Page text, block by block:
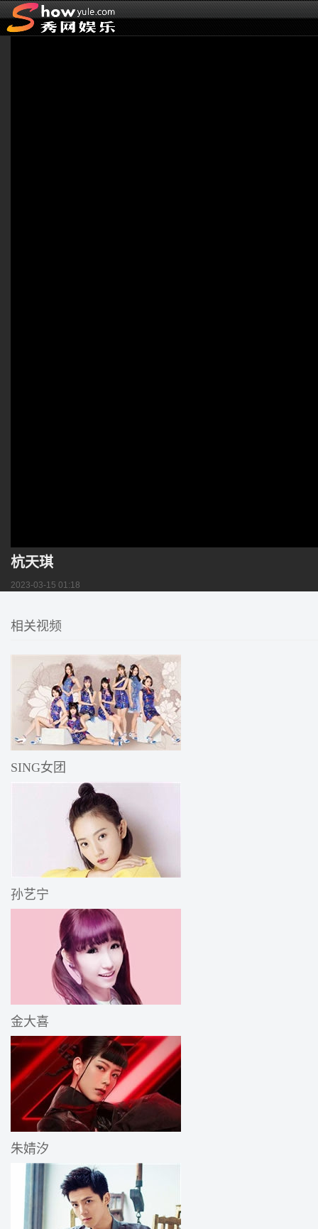
杭天琪
2023-03-15 01:18
相关视频
SING女团
孙艺宁
金大喜
朱婧汐